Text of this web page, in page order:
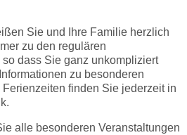
Sie und Ihre Familie herzlich
zu den regulären
dass Sie ganz unkompliziert
zu besonderen
finden Sie jederzeit in
alle besonderen Veranstaltungen